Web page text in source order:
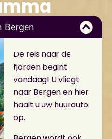
Bergen
De reis naar de
fjorden begint
vandaag! U vliegt
naar Bergen en hier
haalt u uw huurauto
op.